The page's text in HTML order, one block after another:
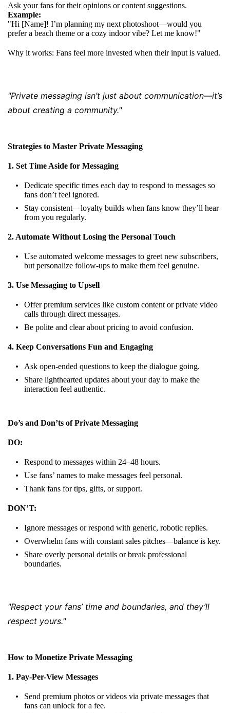
Ask your fans for their opinions or content suggestions.
Example:
"Hi [Name]! I’m planning my next photoshoot—would you
prefer a beach theme or a cozy indoor vibe? Let me know!"
Why it works: Fans feel more invested when their input is valued.
"Private messaging isn’t just about communication—it’s
about creating a community."
Strategies to Master Private Messaging
1. Set Time Aside for Messaging
Dedicate specific times each day to respond to messages so
fans don’t feel ignored.
Stay consistent—loyalty builds when fans know they’ll hear
from you regularly.
2. Automate Without Losing the Personal Touch
Use automated welcome messages to greet new subscribers,
but personalize follow-ups to make them feel genuine.
3. Use Messaging to Upsell
Offer premium services like custom content or private video
calls through direct messages.
Be polite and clear about pricing to avoid confusion.
4. Keep Conversations Fun and Engaging
Ask open-ended questions to keep the dialogue going.
Share lighthearted updates about your day to make the
interaction feel authentic.
Do’s and Don’ts of Private Messaging
DO:
Respond to messages within 24–48 hours.
Use fans’ names to make messages feel personal.
Thank fans for tips, gifts, or support.
DON’T:
Ignore messages or respond with generic, robotic replies.
Overwhelm fans with constant sales pitches—balance is key.
Share overly personal details or break professional
boundaries.
"Respect your fans’ time and boundaries, and they’ll
respect yours."
How to Monetize Private Messaging
1. Pay-Per-View Messages
Send premium photos or videos via private messages that
fans can unlock for a fee.